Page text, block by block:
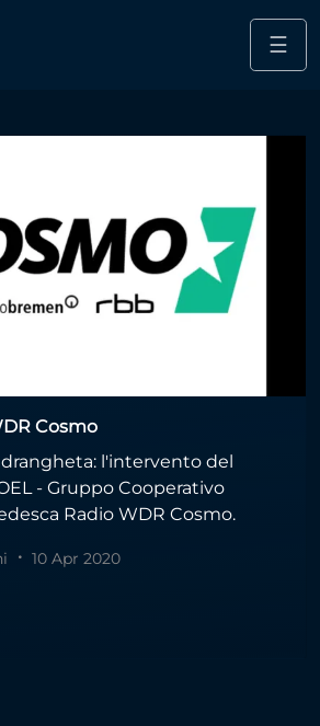
☰
Cosmo
l'intervento del
- Gruppo Cooperativo
Radio WDR Cosmo.
10 Apr 2020